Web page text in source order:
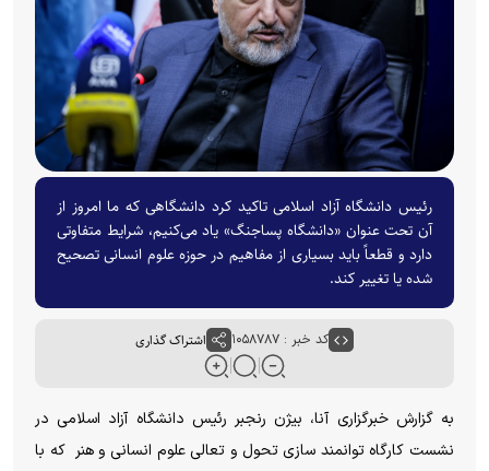
رئیس دانشگاه آزاد اسلامی تاکید کرد دانشگاهی که ما امروز از
آن تحت عنوان «دانشگاه پساجنگ» یاد می‌کنیم، شرایط متفاوتی
دارد و قطعاً باید بسیاری از مفاهیم در حوزه علوم انسانی تصحیح
شده یا تغییر کند.
کد خبر : ۱۰۵۸۷۸۷ اشتراک گذاری
به گزارش خبرگزاری آنا، بیژن رنجبر رئیس دانشگاه آزاد اسلامی در
نشست کارگاه توانمند سازی تحول و تعالی علوم انسانی و هنر که با